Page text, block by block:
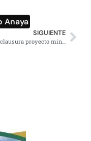
Anaya
SIGUIENTE
Profepa clausura proyecto minero en Ensenada, BC